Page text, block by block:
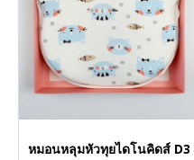
หมอนหลุมหัวทุยไดโนคิดส์ D3